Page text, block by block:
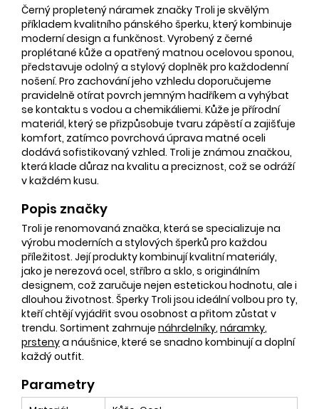
Černý propletený náramek značky Troli je skvělým
příkladem kvalitního pánského šperku, který kombinuje
moderní design a funkčnost. Vyrobený z černé
proplétané kůže a opatřený matnou ocelovou sponou,
představuje odolný a stylový doplněk pro každodenní
nošení. Pro zachování jeho vzhledu doporučujeme
pravidelně otírat povrch jemným hadříkem a vyhýbat
se kontaktu s vodou a chemikáliemi. Kůže je přírodní
materiál, který se přizpůsobuje tvaru zápěstí a zajišťuje
komfort, zatímco povrchová úprava matné oceli
dodává sofistikovaný vzhled. Troli je známou značkou,
která klade důraz na kvalitu a preciznost, což se odráží
v každém kusu.
Popis značky
Troli je renomovaná značka, která se specializuje na
výrobu moderních a stylových šperků pro každou
příležitost. Její produkty kombinují kvalitní materiály,
jako je nerezová ocel, stříbro a sklo, s originálním
designem, což zaručuje nejen estetickou hodnotu, ale i
dlouhou životnost. Šperky Troli jsou ideální volbou pro ty,
kteří chtějí vyjádřit svou osobnost a přitom zůstat v
trendu. Sortiment zahrnuje náhrdelníky, náramky,
prstenya náušnice, které se snadno kombinují a doplní
každý outfit.
Parametry